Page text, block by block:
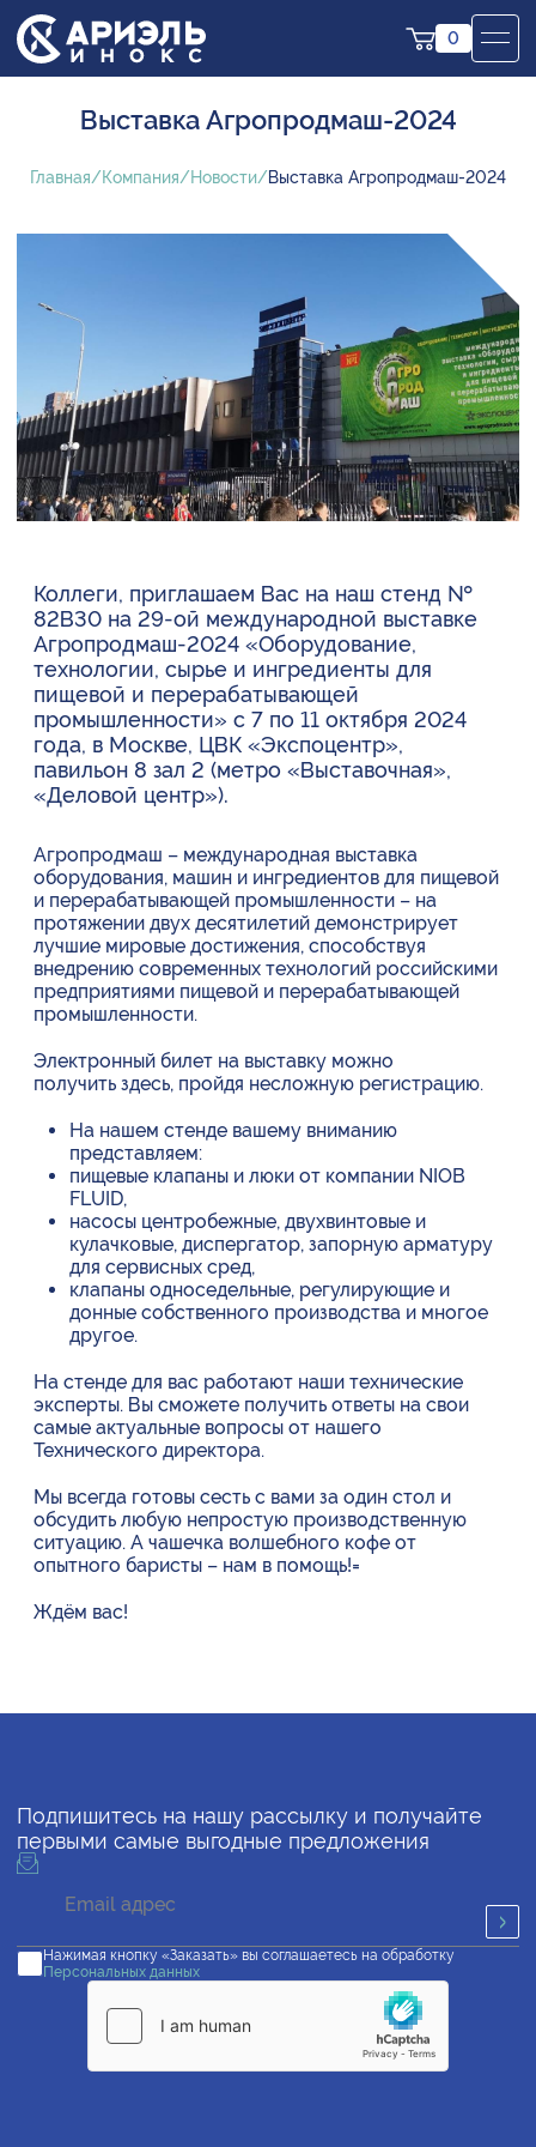
0
Выставка Агропродмаш-2024
Главная Компания Новости Выставка Агропродмаш-2024
Коллеги, приглашаем Вас на наш стенд №
82В30 на 29-ой международной выставке
Агропродмаш-2024 «Оборудование,
технологии, сырье и ингредиенты для
пищевой и перерабатывающей
промышленности» c 7 по 11 октября 2024
года, в Москве, ЦВК «Экспоцентр»,
павильон 8 зал 2 (метро «Выставочная»,
«Деловой центр»).
Агропродмаш – международная выставка
оборудования, машин и ингредиентов для пищевой
и перерабатывающей промышленности – на
протяжении двух десятилетий демонстрирует
лучшие мировые достижения, способствуя
внедрению современных технологий российскими
предприятиями пищевой и перерабатывающей
промышленности.
Электронный билет на выставку можно
получить здесь, пройдя несложную регистрацию.
На нашем стенде вашему вниманию
представляем:
пищевые клапаны и люки от компании NIOB
FLUID,
насосы центробежные, двухвинтовые и
кулачковые, диспергатор, запорную арматуру
для сервисных сред,
клапаны односедельные, регулирующие и
донные собственного производства и многое
другое.
На стенде для вас работают наши технические
эксперты. Вы сможете получить ответы на свои
самые актуальные вопросы от нашего
Технического директора.
Мы всегда готовы сесть с вами за один стол и
обсудить любую непростую производственную
ситуацию. А чашечка волшебного кофе от
опытного баристы – нам в помощь!=
Ждём вас!
Подпишитесь на нашу рассылку и получайте
первыми самые выгодные предложения
Нажимая кнопку «Заказать» вы соглашаетесь на обработку
Персональных данных